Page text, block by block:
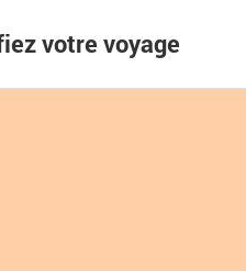
votre voyage